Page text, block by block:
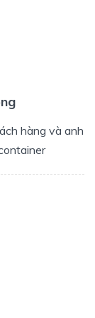
hàng và anh